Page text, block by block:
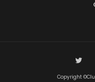
Copyright